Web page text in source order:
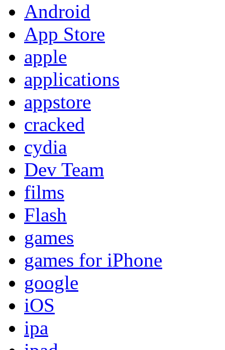
Android
App Store
apple
applications
appstore
cracked
cydia
Dev Team
films
Flash
games
games for iPhone
google
iOS
ipa